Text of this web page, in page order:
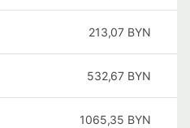
213,07 BYN
532,67 BYN
1065,35 BYN